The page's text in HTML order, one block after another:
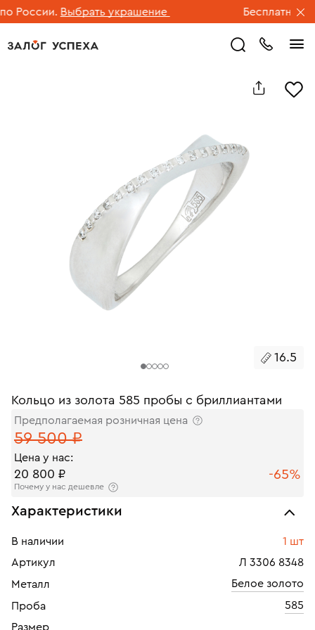
России. Выбрать украшение Бесплатная
16.5
Кольцо из золота 585 пробы с бриллиантами
Предполагаемая розничная цена
59 500 ₽
Цена у нас:
20 800 ₽ -65%
Почему у нас дешевле
Характеристики
В наличии
1 шт
Артикул
Л 3306 8348
Металл
Белое золото
Проба
585
Размер